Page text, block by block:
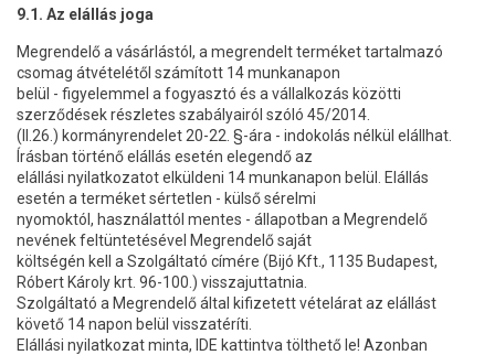
9.1. Az elállás joga
Megrendelő a vásárlástól, a megrendelt terméket tartalmazó
csomag átvételétől számított 14 munkanapon
belül - figyelemmel a fogyasztó és a vállalkozás közötti
szerződések részletes szabályairól szóló 45/2014.
(II.26.) kormányrendelet 20-22. §-ára - indokolás nélkül elállhat.
Írásban történő elállás esetén elegendő az
elállási nyilatkozatot elküldeni 14 munkanapon belül. Elállás
esetén a terméket sértetlen - külső sérelmi
nyomoktól, használattól mentes - állapotban a Megrendelő
nevének feltüntetésével Megrendelő saját
költségén kell a Szolgáltató címére (Bijó Kft., 1135 Budapest,
Róbert Károly krt. 96-100.) visszajuttatnia.
Szolgáltató a Megrendelő által kifizetett vételárat az elállást
követő 14 napon belül visszatéríti.
Elállási nyilatkozat minta, IDE kattintva tölthető le! Azonban